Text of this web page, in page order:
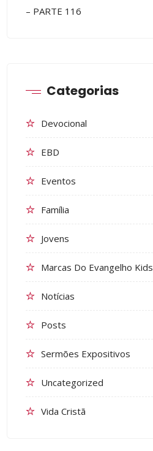
– PARTE 116
Categorias
Devocional
EBD
Eventos
Família
Jovens
Marcas Do Evangelho Kids
Notícias
Posts
Sermões Expositivos
Uncategorized
Vida Cristã